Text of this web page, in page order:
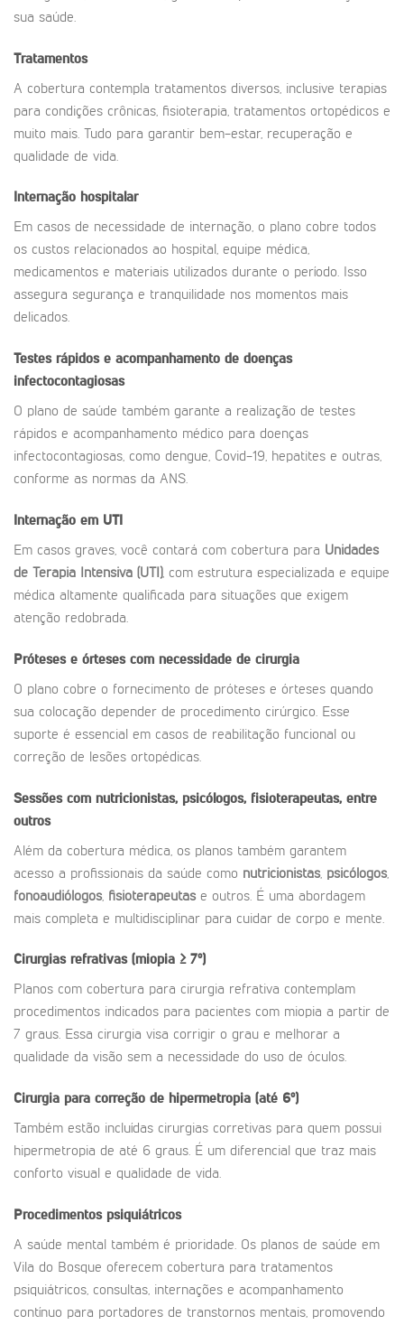
sua saúde.
Tratamentos
A cobertura contempla tratamentos diversos, inclusive terapias
para condições crônicas, fisioterapia, tratamentos ortopédicos e
muito mais. Tudo para garantir bem-estar, recuperação e
qualidade de vida.
Internação hospitalar
Em casos de necessidade de internação, o plano cobre todos
os custos relacionados ao hospital, equipe médica,
medicamentos e materiais utilizados durante o período. Isso
assegura segurança e tranquilidade nos momentos mais
delicados.
Testes rápidos e acompanhamento de doenças
infectocontagiosas
O plano de saúde também garante a realização de testes
rápidos e acompanhamento médico para doenças
infectocontagiosas, como dengue, Covid-19, hepatites e outras,
conforme as normas da ANS.
Internação em UTI
Em casos graves, você contará com cobertura para Unidades
de Terapia Intensiva (UTI), com estrutura especializada e equipe
médica altamente qualificada para situações que exigem
atenção redobrada.
Próteses e órteses com necessidade de cirurgia
O plano cobre o fornecimento de próteses e órteses quando
sua colocação depender de procedimento cirúrgico. Esse
suporte é essencial em casos de reabilitação funcional ou
correção de lesões ortopédicas.
Sessões com nutricionistas, psicólogos, fisioterapeutas, entre
outros
Além da cobertura médica, os planos também garantem
acesso a profissionais da saúde como nutricionistas, psicólogos,
fonoaudiólogos, fisioterapeutase outros. É uma abordagem
mais completa e multidisciplinar para cuidar de corpo e mente.
Cirurgias refrativas (miopia ≥ 7º)
Planos com cobertura para cirurgia refrativa contemplam
procedimentos indicados para pacientes com miopia a partir de
7 graus. Essa cirurgia visa corrigir o grau e melhorar a
qualidade da visão sem a necessidade do uso de óculos.
Cirurgia para correção de hipermetropia (até 6º)
Também estão incluídas cirurgias corretivas para quem possui
hipermetropia de até 6 graus. É um diferencial que traz mais
conforto visual e qualidade de vida.
Procedimentos psiquiátricos
A saúde mental também é prioridade. Os planos de saúde em
Vila do Bosque oferecem cobertura para tratamentos
psiquiátricos, consultas, internações e acompanhamento
contínuo para portadores de transtornos mentais, promovendo